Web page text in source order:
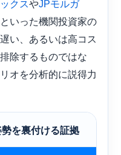
クスやJPモルガ
といった機関投資家の
い、あるいは高コス
除するものではな
オを分析的に説得力
を裏付ける証拠